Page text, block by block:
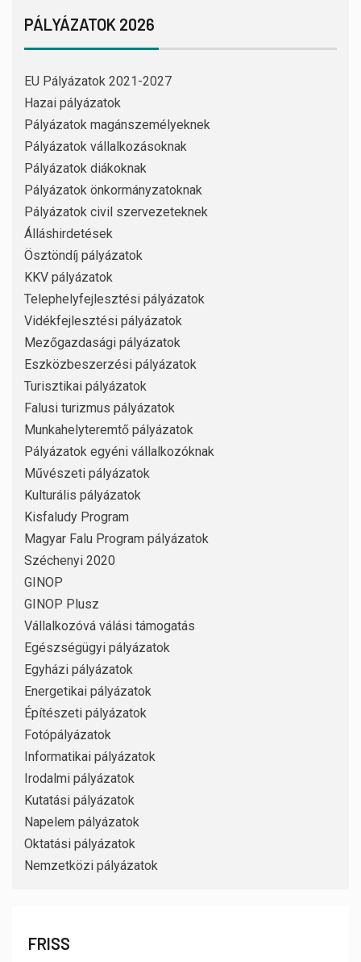
PÁLYÁZATOK 2026
EU Pályázatok 2021-2027
Hazai pályázatok
Pályázatok magánszemélyeknek
Pályázatok vállalkozásoknak
Pályázatok diákoknak
Pályázatok önkormányzatoknak
Pályázatok civil szervezeteknek
Álláshirdetések
Ösztöndíj pályázatok
KKV pályázatok
Telephelyfejlesztési pályázatok
Vidékfejlesztési pályázatok
Mezőgazdasági pályázatok
Eszközbeszerzési pályázatok
Turisztikai pályázatok
Falusi turizmus pályázatok
Munkahelyteremtő pályázatok
Pályázatok egyéni vállalkozóknak
Művészeti pályázatok
Kulturális pályázatok
Kisfaludy Program
Magyar Falu Program pályázatok
Széchenyi 2020
GINOP
GINOP Plusz
Vállalkozóvá válási támogatás
Egészségügyi pályázatok
Egyházi pályázatok
Energetikai pályázatok
Építészeti pályázatok
Fotópályázatok
Informatikai pályázatok
Irodalmi pályázatok
Kutatási pályázatok
Napelem pályázatok
Oktatási pályázatok
Nemzetközi pályázatok
FRISS